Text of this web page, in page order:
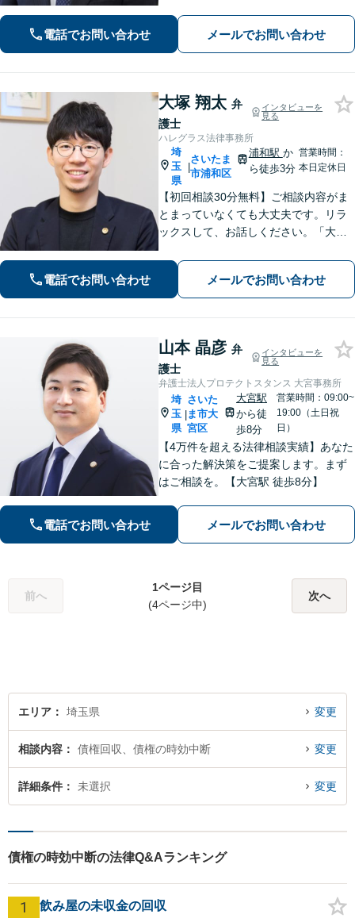
も承ります。リーズナブルな料金体系
をご提供しています。
電話でお問い合わせ メールでお問い合わせ
大塚 翔太 弁
護士
インタビューを
見る
ハレグラス法律事務所
埼
玉
県
|
さいたま
市浦和区
浦和駅 か
ら徒歩3分
営業時間：
本日定休日
【初回相談30分無料】ご相談内容がま
とまっていなくても大丈夫です。リラ
ックスして、お話しください。「大塚
ただけるよう、一つひとつ丁寧に取り
組み、前を向くお手伝いができれば幸
いです【夜間・土日祝面談可】
電話でお問い合わせ メールでお問い合わせ
山本 晶彦 弁
護士
インタビューを
見る
弁護士法人プロテクトスタンス 大宮事務所
埼
玉
県
|
さいた
ま市大
宮区
大宮駅
から徒
歩8分
営業時間：09:00~
19:00（土日祝
日）
【4万件を超える法律相談実績】あなた
に合った解決策をご提案します。まず
はご相談を。【大宮駅 徒歩8分】
電話でお問い合わせ メールでお問い合わせ
前へ
1ページ目
(4ページ中)
次へ
エリア 埼玉県 変更
相談内容 債権回収、債権の時効中断 変更
詳細条件 未選択 変更
債権の時効中断の法律Q&Aランキング
1 飲み屋の未収金の回収